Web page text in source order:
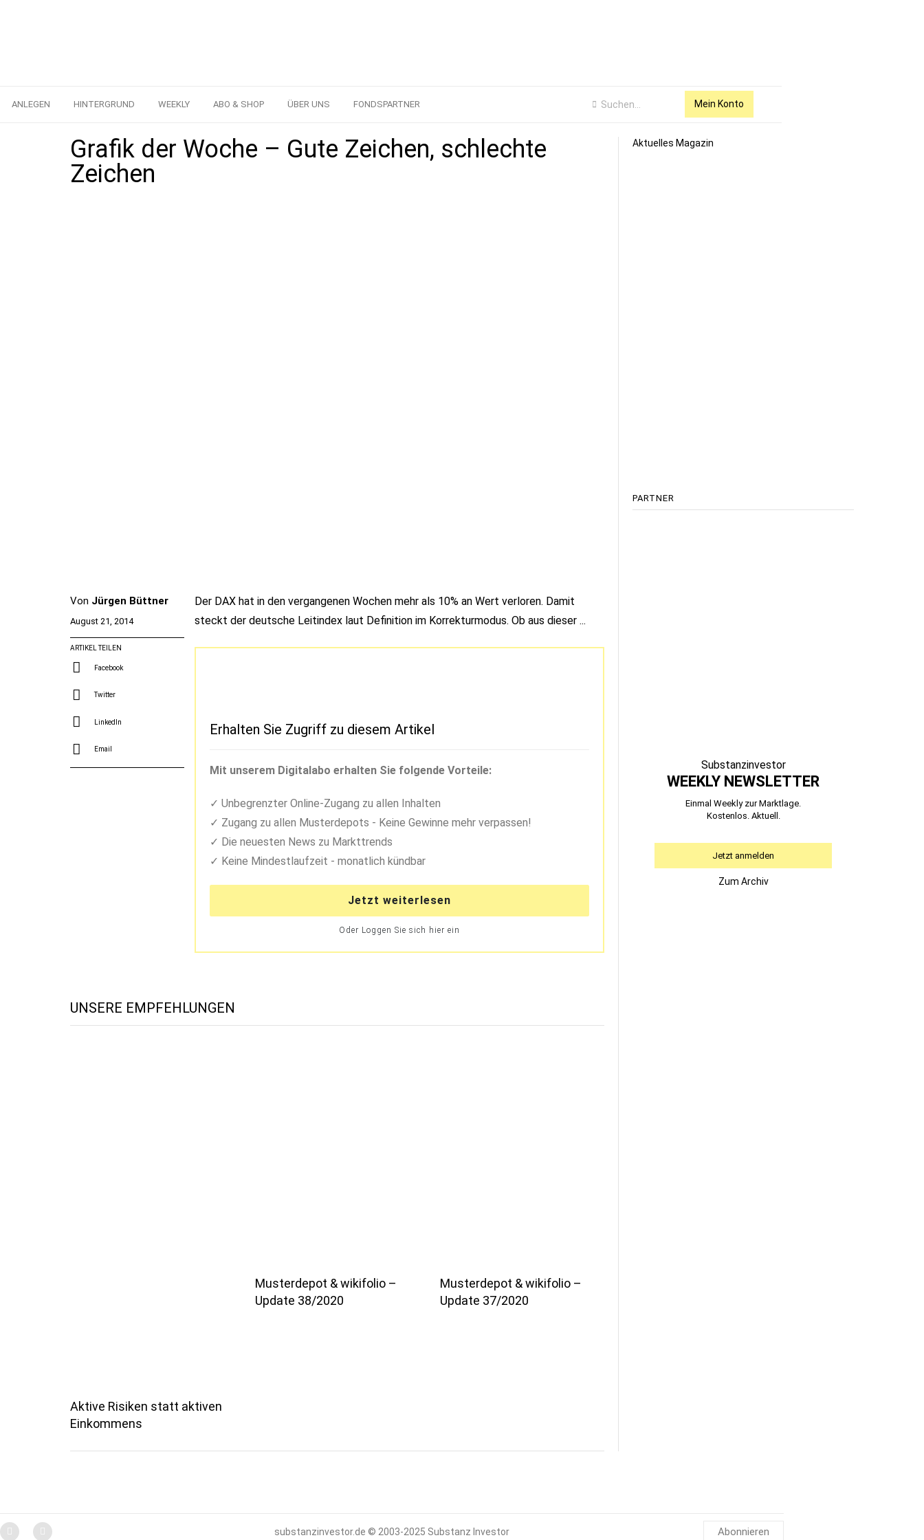
ANLEGEN HINTERGRUND WEEKLY ABO & SHOP ÜBER UNS FONDSPARTNER Mein Konto
Grafik der Woche – Gute Zeichen, schlechte
Zeichen
Von Jürgen Büttner
August 21, 2014
ARTIKEL TEILEN
Facebook
Twitter
LinkedIn
Email
Der DAX hat in den vergangenen Wochen mehr als 10% an Wert verloren. Damit
steckt der deutsche Leitindex laut Definition im Korrekturmodus. Ob aus dieser ...
Erhalten Sie Zugriff zu diesem Artikel
Mit unserem Digitalabo erhalten Sie folgende Vorteile:
Unbegrenzter Online-Zugang zu allen Inhalten
Zugang zu allen Musterdepots - Keine Gewinne mehr verpassen!
Die neuesten News zu Markttrends
Keine Mindestlaufzeit - monatlich kündbar
Jetzt weiterlesen
Oder Loggen Sie sich hier ein
UNSERE EMPFEHLUNGEN
Aktive Risiken statt aktiven
Einkommens
Musterdepot & wikifolio –
Update 38/2020
Musterdepot & wikifolio –
Update 37/2020
Aktuelles Magazin
PARTNER
Substanzinvestor
WEEKLY NEWSLETTER
Einmal Weekly zur Marktlage.
Kostenlos. Aktuell.
Jetzt anmelden
Zum Archiv
substanzinvestor.de © 2003-2025 Substanz Investor Abonnieren